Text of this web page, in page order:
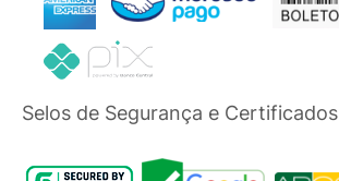
Selos de Segurança e Certificados